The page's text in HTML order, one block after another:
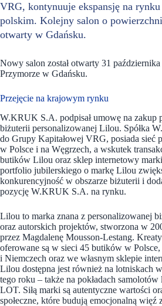
VRG, kontynuuje ekspansję na rynku
polskim. Kolejny salon o
otwarty w Gdańsku.
Nowy salon został otwarty 31
Przymorze w Gdańsku.
Przejęcie na krajowym rynku
W.KRUK S.A. podpisał umowę na zakup
biżuterii personalizowanej Lilou. Spółka
do Grupy Kapitałowej VRG, posiada sieć
w Polsce i na Węgrzech, a wskutek
butików Lilou oraz sklep internetowy
portfolio jubilerskiego o markę Lilou
konkurencyjność w obszarze biżuterii i
pozycję W.KRUK S.A. na rynku.
Lilou to marka znana z personalizowanej
oraz autorskich projektów, stworzona w
przez Magdalenę Mousson-Lestang.
oferowane są w sieci 45 butików w
i Niemczech oraz we własnym sklepie
Lilou dostępna jest również na lotniskach
tego roku – także na pokładach
LOT. Siłą marki są autentyczne wartości
społeczne, które budują emocjonalną więź